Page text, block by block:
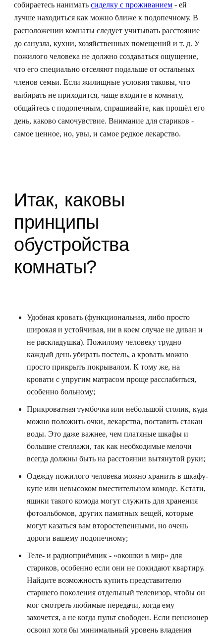
собираетесь нанимать сиделку с проживанием - ей
лучше находиться как можно ближе к подопечному. В
расположении комнаты следует учитывать расстояние
до санузла, кухни, хозяйственных помещений и т. д. У
пожилого человека не должно создаваться ощущение,
что его специально отселяют подальше от остальных
членов семьи. Если жилищные условия таковы, что
выбирать не приходится, чаще входите в комнату,
общайтесь с подопечным, спрашивайте, как прошёл его
день, каково самочувствие. Внимание для стариков -
самое ценное, но, увы, и самое редкое лекарство.
Итак, каковы
принципы
обустройства
комнаты?
Удобная кровать (функциональная, либо просто
широкая и устойчивая, ни в коем случае не диван и
не раскладушка). Пожилому человеку трудно
каждый день убирать постель, а кровать можно
просто прикрыть покрывалом. К тому же, на
кровати с упругим матрасом проще расслабиться,
особенно больному;
Прикроватная тумбочка или небольшой столик, куда
можно положить очки, лекарства, поставить стакан
воды. Это даже важнее, чем платяные шкафы и
большие стеллажи, так как необходимые мелочи
всегда должны быть на расстоянии вытянутой руки;
Одежду пожилого человека можно хранить в шкафу-
купе или невысоком вместительном комоде. Кстати,
ящики такого комода могут служить для хранения
фотоальбомов, других памятных вещей, которые
могут казаться вам второстепенными, но очень
дороги вашему подопечному;
Теле- и радиоприёмник - «окошки в мир» для
стариков, особенно если они не покидают квартиру.
Найдите возможность купить представителю
старшего поколения отдельный телевизор, чтобы он
мог смотреть любимые передачи, когда ему
захочется, а не когда пульт свободен. Если пенсионер
освоил хотя бы минимальный уровень владения